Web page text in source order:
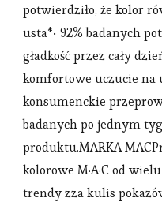
potwierdziło, że kolor
usta*• 92% badanych
gładkość przez cały
komfortowe uczucie na
konsumenckie
badanych po jednym
produktu.MARKA
kolorowe M·A·C od
trendy zza kulis